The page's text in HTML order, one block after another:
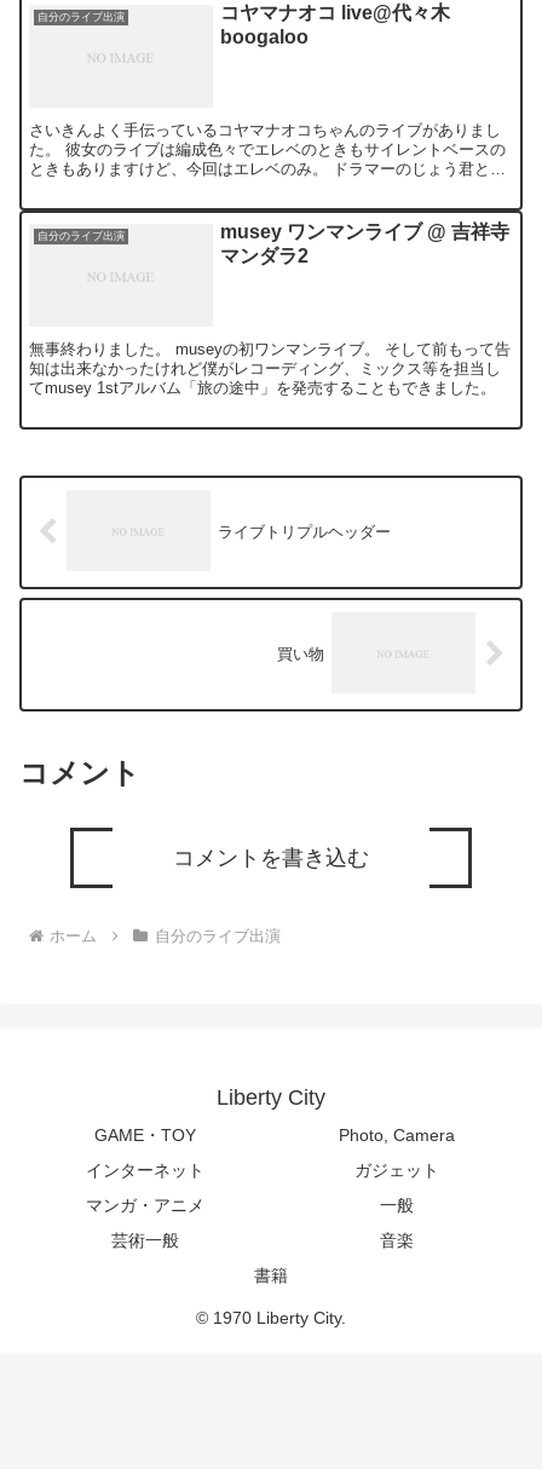
自分のライブ出演
コヤマナオコ live@代々木
boogaloo
さいきんよく手伝っているコヤマナオコちゃんのライブがありまし
た。 彼女のライブは編成色々でエレベのときもサイレントベースの
ときもありますけど、今回はエレベのみ。 ドラマーのじょう君との
自分のライブ出演
musey ワンマンライブ @ 吉祥寺
マンダラ2
無事終わりました。 museyの初ワンマンライブ。 そして前もって告
知は出来なかったけれど僕がレコーディング、ミックス等を担当し
てmusey 1stアルバム「旅の途中」を発売することもできました。
ライブトリプルヘッダー
買い物
コメント
コメントを書き込む
ホーム 自分のライブ出演
Liberty City
GAME・TOY
Photo, Camera
インターネット
ガジェット
マンガ・アニメ
一般
芸術一般
音楽
書籍
© 1970 Liberty City.